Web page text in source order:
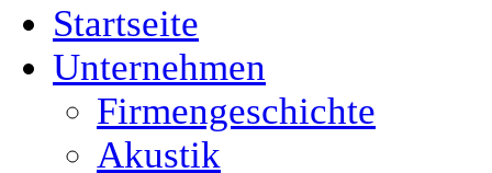
Startseite
Unternehmen
Firmengeschichte
Akustik